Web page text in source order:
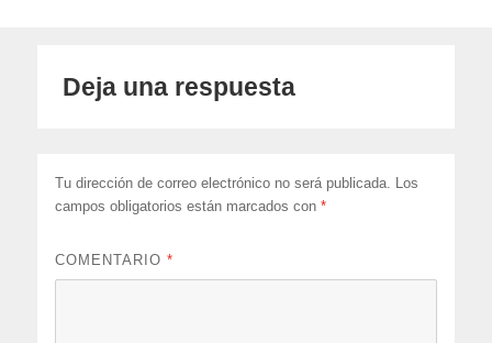
Deja una respuesta
Tu dirección de correo electrónico no será publicada.
Los
campos obligatorios están marcados con*
COMENTARIO*